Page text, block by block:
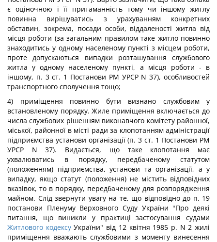
є оціночною і її притаманність тому чи іншому житлу
повинна вирішуватись з урахуванням конкретних
обставин, зокрема, посади особи, віддаленості житла від
місця роботи (за загальним правилом таке житло повинно
знаходитись у одному населеному пункті з місцем роботи,
проте допускаються випадки розташування службового
житла у одному населеному пункті, а місця роботи - в
іншому, п. 3 ст. 1 Постанови РМ УРСР N 37), особливостей
транспортного сполучення тощо;
4) приміщення повинно бути визнано службовим у
встановленому порядку. Жиле приміщення включається до
числа службових рішенням виконавчого комітету районної,
міської, районної в місті ради за клопотанням адміністрації
підприємства установи організації (п. 3 ст. 1 Постанови РМ
УРСР N 37). Видається, що таке клопотання має
ухвалюватись в порядку, передбаченому статутом
(положенням) підприємства, установи та організації, а у
випадку, якщо статут (положення) не містить відповідних
вказівок, то в порядку, передбаченому для розпорядження
майном. Слід звернути увагу на те, що відповідно до п. 19
постанови Пленуму Верховного Суду України "Про деякі
питання, що виникли у практиці застосування судами
Житлового кодексуУкраїни" від 12 квітня 1985 р. N 2 жилі
приміщення вважають службовими з моменту винесення